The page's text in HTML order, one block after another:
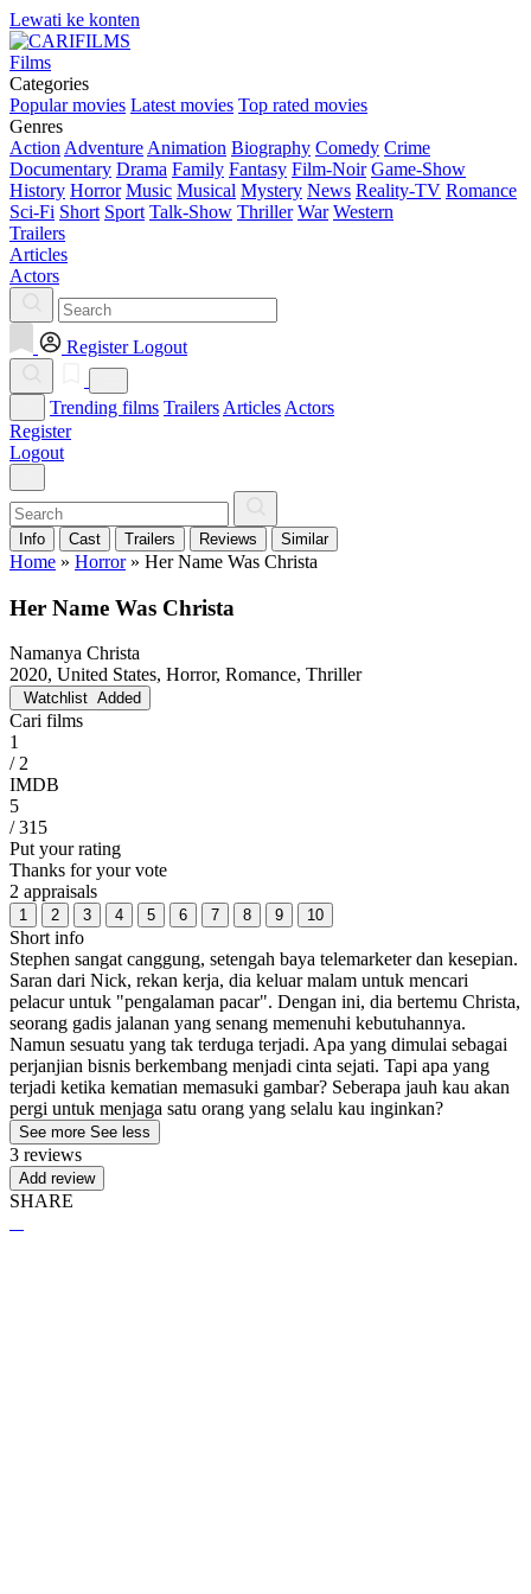
Lewati ke konten
Films
Categories
Popular movies Latest movies Top rated movies
Genres
Action Adventure Animation Biography Comedy Crime
Documentary Drama Family Fantasy Film-Noir Game-Show
History Horror Music Musical Mystery News Reality-TV Romance
Sci-Fi Short Sport Talk-Show Thriller War Western
Trailers
Articles
Actors
Register Logout
Trending films Trailers Articles Actors
Register
Logout
Info Cast Trailers Reviews Similar
Home » Horror» Her Name Was Christa
Her Name Was Christa
Namanya Christa
2020, United States, Horror, Romance, Thriller
Watchlist Added
Cari films
1
/ 2
IMDB
5
/ 315
Put your rating
Thanks for your vote
2 appraisals
1 2 3 4 5 6 7 8 9 10
Short info
Stephen sangat canggung, setengah baya telemarketer dan kesepian.
Saran dari Nick, rekan kerja, dia keluar malam untuk mencari
pelacur untuk "pengalaman pacar". Dengan ini, dia bertemu Christa,
seorang gadis jalanan yang senang memenuhi kebutuhannya.
Namun sesuatu yang tak terduga terjadi. Apa yang dimulai sebagai
perjanjian bisnis berkembang menjadi cinta sejati. Tapi apa yang
terjadi ketika kematian memasuki gambar? Seberapa jauh kau akan
pergi untuk menjaga satu orang yang selalu kau inginkan?
See more See less
3 reviews
Add review
SHARE